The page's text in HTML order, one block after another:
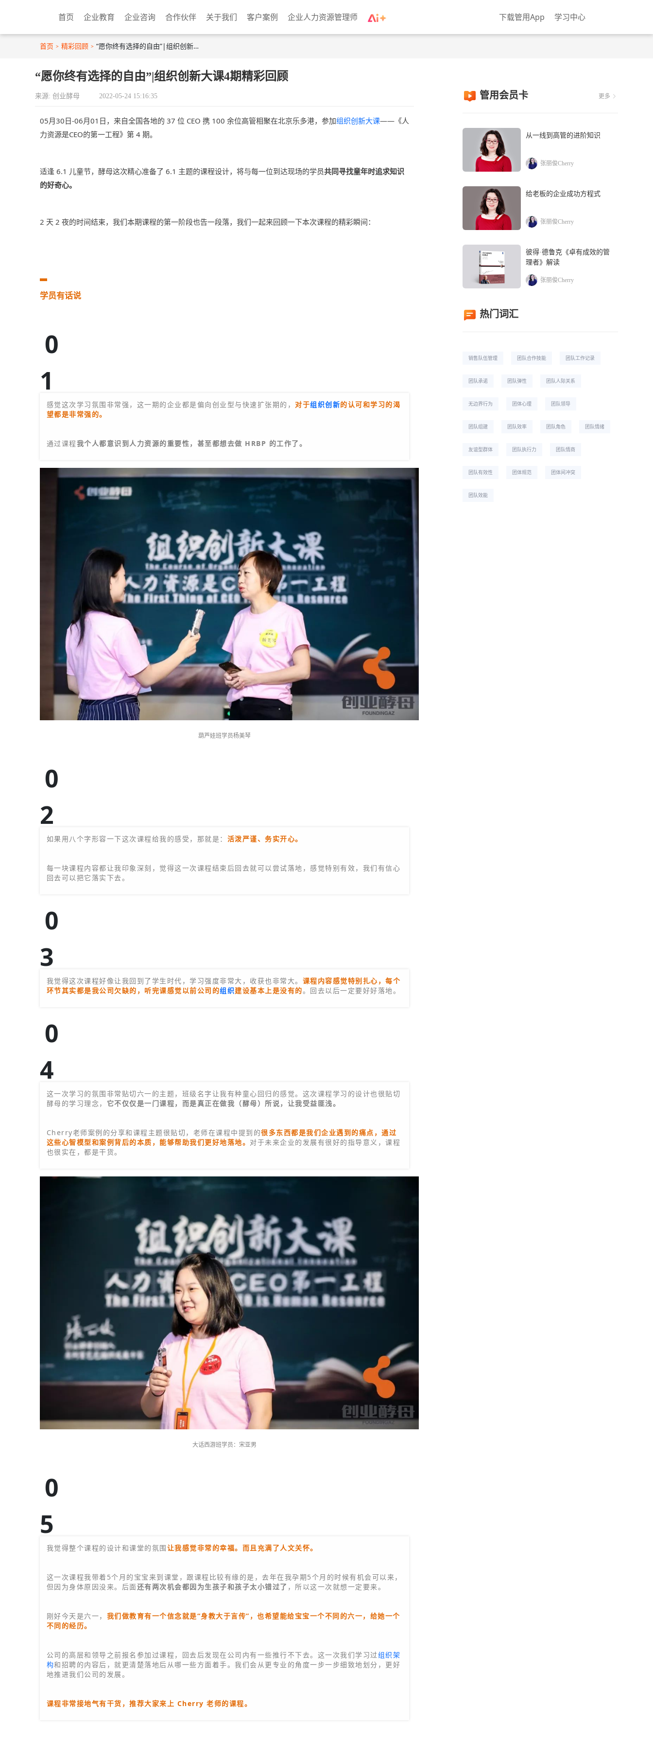
首页 企业教育 企业咨询 合作伙伴 关于我们 客户案例 企业人力资源管理师 下载管用App 学习中心
首页 精彩回顾 “愿你终有选择的自由”|组织创新大课4期精彩回顾
“愿你终有选择的自由”|组织创新大课4期精彩回顾
来源: 创业酵母 2022-05-24 15:16:35
05月30日-06月01日，来自全国各地的 37 位 CEO 携 100 余位高管相聚在北京乐多港，参加组织创新大课——《人
力资源是CEO的第一工程》第 4 期。
适逢 6.1 儿童节，酵母这次精心准备了 6.1 主题的课程设计，将与每一位到达现场的学员共同寻找童年时追求知识
的好奇心。
2 天 2 夜的时间结束，我们本期课程的第一阶段也告一段落，我们一起来回顾一下本次课程的精彩瞬间：
▃
学员有话说
0
1
张锐-昌投网络科技-产品研发
感觉这次学习氛围非常强，这一期的企业都是偏向创业型与快速扩张期的， 对于组织创新的认可和学习的渴
望都是非常强的。
通过课程我个人都意识到人力资源的重要性，甚至都想去做 HRBP 的工作了。
葫芦娃班学员杨美琴
0
2
杨美琴-洪博教育-创始人
如果用八个字形容一下这次课程给我的感受，那就是： 活泼严谨、务实开心。
每一块课程内容都让我印象深刻，觉得这一次课程结束后回去就可以尝试落地，感觉特别有效，我们有信心
回去可以把它落实下去。
0
3
宋词-睿晟教育-CEO
我觉得这次课程好像让我回到了学生时代，学习强度非常大，收获也非常大。 课程内容感觉特别扎心，每个
环节其实都是我公司欠缺的，听完课感觉以前公司的组织建设基本上是没有的。回去以后一定要好好落地。
0
4
侯辰瑞-乐博机器人-校长
这一次学习的氛围非常贴切六一的主题，班级名字让我有种童心回归的感觉。这次课程学习的设计也很贴切
酵母的学习理念， 它不仅仅是一门课程，而是真正在做我（酵母）所说，让我受益匪浅。
Cherry老师案例的分享和课程主题很贴切，老师在课程中提到的很多东西都是我们企业遇到的痛点，通过
这些心智模型和案例背后的本质，能够帮助我们更好地落地。 对于未来企业的发展有很好的指导意义，课程
也很实在，都是干货。
大话西游班学员：宋亚男
0
5
宋亚男-翰林文化-园长
我觉得整个课程的设计和课堂的氛围让我感觉非常的幸福。而且充满了人文关怀。
这一次课程我带着5个月的宝宝来到课堂，跟课程比较有缘的是，去年在我孕期5个月的时候有机会可以来，
但因为身体原因没来。后面还有两次机会都因为生孩子和孩子太小错过了 ，所以这一次就想一定要来。
刚好今天是六一， 我们做教育有一个信念就是“身教大于言传”，也希望能给宝宝一个不同的六一，给她一个
不同的经历。
公司的高层和领导之前报名参加过课程，回去后发现在公司内有一些推行不下去。这一次我们学习过组织架
构和招聘的内容后，就更清楚落地后从哪一些方面着手。我们会从更专业的角度一步一步细致地划分，更好
地推进我们公司的发展。
课程非常接地气有干货，推荐大家来上 Cherry 老师的课程。
管用会员卡 更多
从一线到高管的进阶知识
张丽俊Cherry
给老板的企业成功方程式
张丽俊Cherry
彼得·德鲁克《卓有成效的管
理者》解读
张丽俊Cherry
热门词汇
销售队伍管理 团队合作技能 团队工作记录
团队承诺 团队弹性 团队人际关系
无边界行为 团体心理 团队领导
团队组建 团队效率 团队角色 团队情绪
友谊型群体 团队执行力 团队情商
团队有效性 团体规范 团体间冲突
团队效能